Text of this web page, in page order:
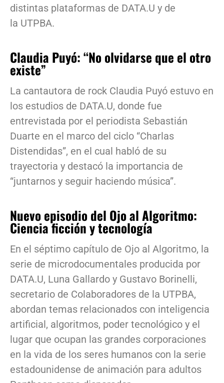
distintas plataformas de DATA.U y de
la UTPBA.
Claudia Puyó: “No olvidarse que el otro
existe”
La cantautora de rock Claudia Puyó estuvo en
los estudios de DATA.U, donde fue
entrevistada por el periodista Sebastián
Duarte en el marco del ciclo “Charlas
Distendidas”, en el cual habló de su
trayectoria y destacó la importancia de
“juntarnos y seguir haciendo música”.
Nuevo episodio del Ojo al Algoritmo:
Ciencia ficción y tecnología
En el séptimo capítulo de Ojo al Algoritmo, la
serie de microdocumentales producida por
DATA.U, Luna Gallardo y Gustavo Borinelli,
secretario de Colaboradores de la UTPBA,
abordan temas relacionados con inteligencia
artificial, algoritmos, poder tecnológico y el
lugar que ocupan las grandes corporaciones
en la vida de los seres humanos con la serie
estadounidense de animación para adultos